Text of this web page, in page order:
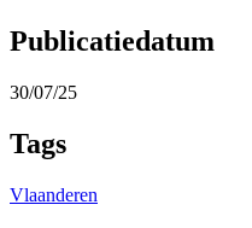
Publicatiedatum
30/07/25
Tags
Vlaanderen